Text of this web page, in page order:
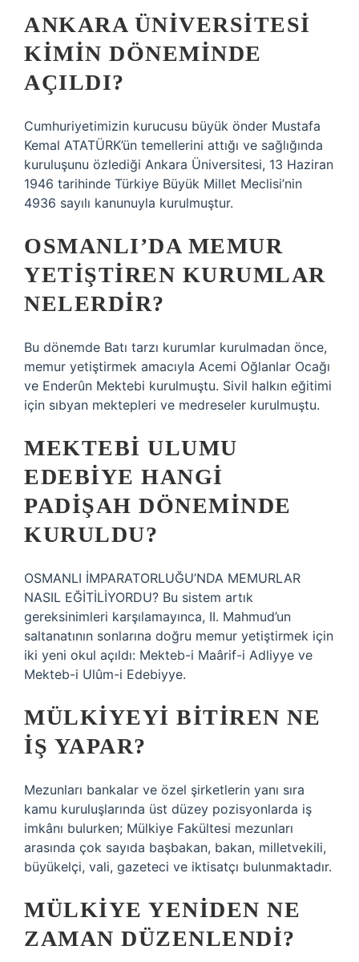
ANKARA ÜNIVERSITESI
KIMIN DÖNEMINDE
AÇILDI?
Cumhuriyetimizin kurucusu büyük önder Mustafa
Kemal ATATÜRK’ün temellerini attığı ve sağlığında
kuruluşunu özlediği Ankara Üniversitesi, 13 Haziran
1946 tarihinde Türkiye Büyük Millet Meclisi’nin
4936 sayılı kanunuyla kurulmuştur.
OSMANLI’DA MEMUR
YETIŞTIREN KURUMLAR
NELERDIR?
Bu dönemde Batı tarzı kurumlar kurulmadan önce,
memur yetiştirmek amacıyla Acemi Oğlanlar Ocağı
ve Enderûn Mektebi kurulmuştu. Sivil halkın eğitimi
için sıbyan mektepleri ve medreseler kurulmuştu.
MEKTEBI ULUMU
EDEBIYE HANGI
PADIŞAH DÖNEMINDE
KURULDU?
OSMANLI İMPARATORLUĞU’NDA MEMURLAR
NASIL EĞİTİLİYORDU? Bu sistem artık
gereksinimleri karşılamayınca, II. Mahmud’un
saltanatının sonlarına doğru memur yetiştirmek için
iki yeni okul açıldı: Mekteb-i Maârif-i Adliyye ve
Mekteb-i Ulûm-i Edebiyye.
MÜLKIYEYI BITIREN NE
IŞ YAPAR?
Mezunları bankalar ve özel şirketlerin yanı sıra
kamu kuruluşlarında üst düzey pozisyonlarda iş
imkânı bulurken; Mülkiye Fakültesi mezunları
arasında çok sayıda başbakan, bakan, milletvekili,
büyükelçi, vali, gazeteci ve iktisatçı bulunmaktadır.
MÜLKIYE YENIDEN NE
ZAMAN DÜZENLENDI?